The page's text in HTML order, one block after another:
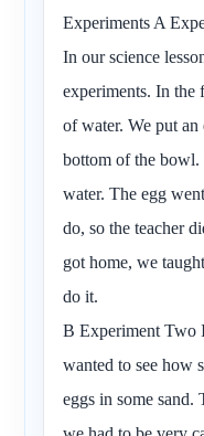
Experiments A
In our science
experiments. In
of water. We put
bottom of the
water. The egg
do, so the teacher
got home, we
do it.
B Experiment Two
wanted to see how
eggs in some sand.